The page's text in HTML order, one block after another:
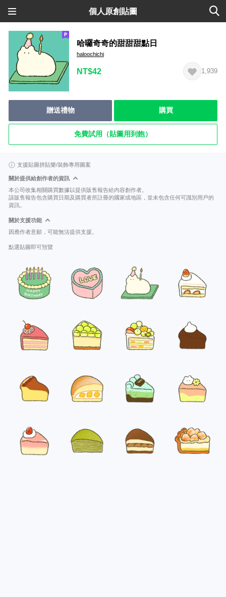
個人原創貼圖
哈囉奇奇的甜甜甜點日
haloochichi
NT$42 1,939
贈送禮物 購買
免費試用（貼圖用到飽）
支援貼圖拼貼樂/裝飾專用圖案
關於提供給創作者的資訊
本公司收集相關購買數據以提供販售報告給內容創作者。
該販售報告包含購買日期及購買者所註冊的國家或地區，並未包含任何可識別用戶的
資訊。
關於支援功能
因應作者意願，可能無法提供支援。
點選貼圖即可預覽